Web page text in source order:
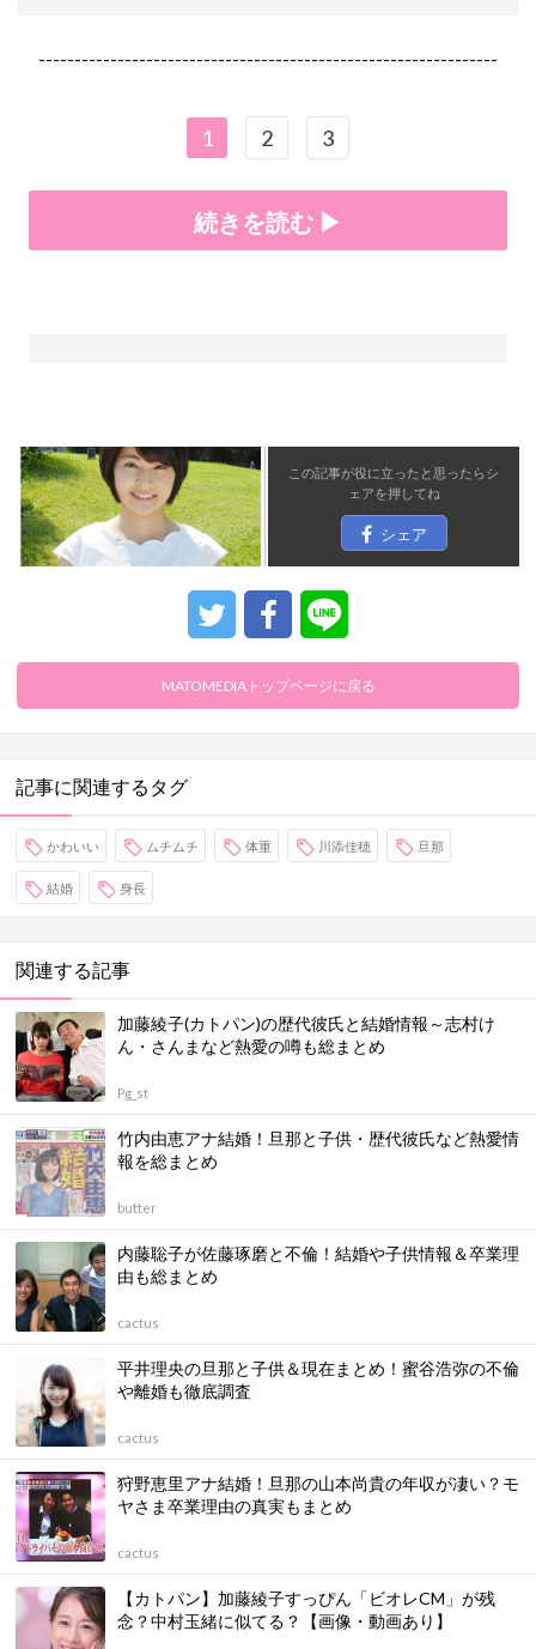
----------------------------------------------------------------
1 2 3
続きを読む ▶
この記事が役に立ったと思ったらシ
ェアを押してね
シェア
MATOMEDIAトップページに戻る
記事に関連するタグ
かわいい ムチムチ 体重 川添佳穂 旦那
結婚 身長
関連する記事
加藤綾子(カトパン)の歴代彼氏と結婚情報～志村け
ん・さんまなど熱愛の噂も総まとめ
Pg_st
竹内由恵アナ結婚！旦那と子供・歴代彼氏など熱愛情
報を総まとめ
butter
内藤聡子が佐藤琢磨と不倫！結婚や子供情報＆卒業理
由も総まとめ
cactus
平井理央の旦那と子供＆現在まとめ！蜜谷浩弥の不倫
や離婚も徹底調査
cactus
狩野恵里アナ結婚！旦那の山本尚貴の年収が凄い？モ
ヤさま卒業理由の真実もまとめ
cactus
【カトパン】加藤綾子すっぴん「ビオレCM」が残
念？中村玉緒に似てる？【画像・動画あり】